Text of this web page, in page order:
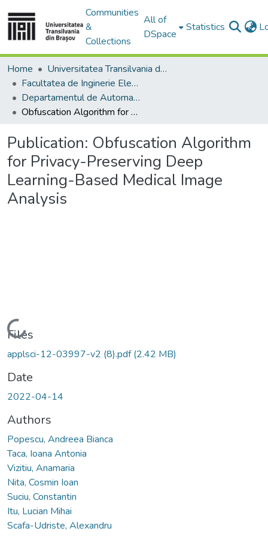
Communities
&
Collections
All of
DSpace
Statistics
Home
Universitatea Transilvania din Brasov
Facultatea de Inginerie Electrică și Știința Calculatoarelor
Departamentul de Automatică si Tehnologia Informatiei
Obfuscation Algorithm for Privacy-Preserving Deep Learning-Based Medical Image Analysis
Publication: Obfuscation Algorithm
for Privacy-Preserving Deep
Learning-Based Medical Image
Analysis
Loading...
Files
applsci-12-03997-v2 (8).pdf(2.42 MB)
Date
2022-04-14
Authors
Popescu, Andreea Bianca
Taca, Ioana Antonia
Vizitiu, Anamaria
Nita, Cosmin Ioan
Suciu, Constantin
Itu, Lucian Mihai
Scafa-Udriste, Alexandru